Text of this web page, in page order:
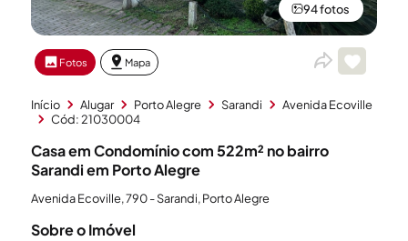
94 fotos
Fotos Mapa
Início Alugar Porto Alegre Sarandi
Avenida Ecoville
Cód: 21030004
Casa em Condomínio com 522m² no bairro
Sarandi em Porto Alegre
Avenida Ecoville, 790 - Sarandi, Porto Alegre
Sobre o Imóvel